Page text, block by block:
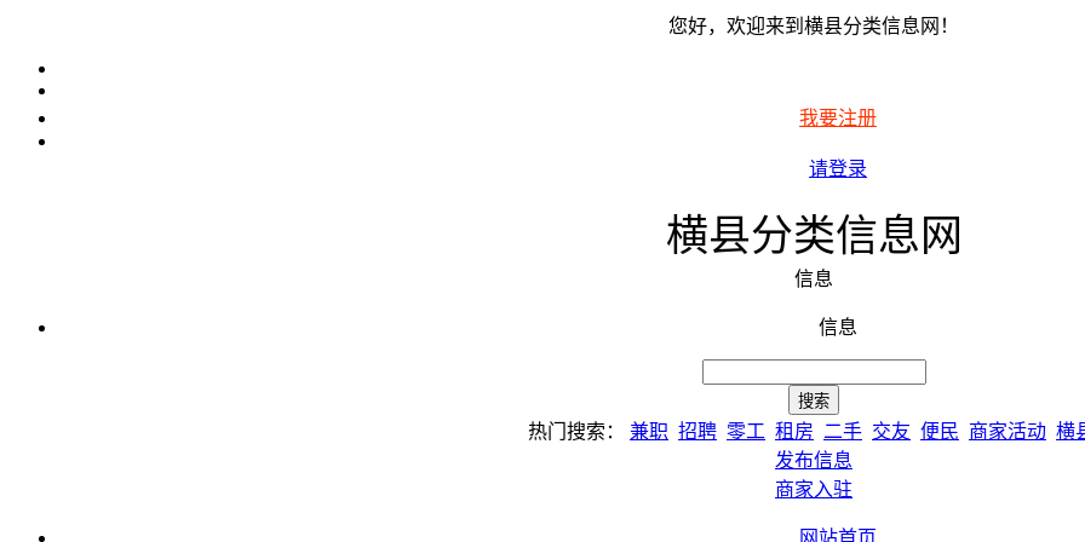
您好，欢迎来到横县分类信息网！
我要注册
请登录
横县分类信息网
信息
信息
热门搜索： 兼职 招聘 零工 租房 二手 交友 便民 商家活动 横
发布信息
商家入驻
网站首页